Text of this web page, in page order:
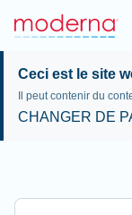
Ceci est le site
Il peut contenir du
CHANGER DE
Appez ici pour